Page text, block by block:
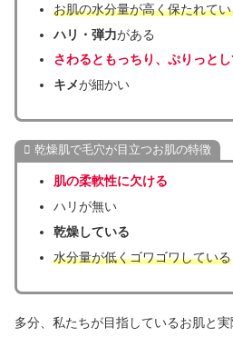
お肌の水分量が高く保たれて
ハリ・弾力がある
さわるともっちり、ぷりっと
キメが細かい
乾燥肌で毛穴が目立つお肌の特徴
肌の柔軟性に欠ける
ハリが無い
乾燥している
水分量が低くゴワゴワしている
多分、私たちが目指しているお肌と